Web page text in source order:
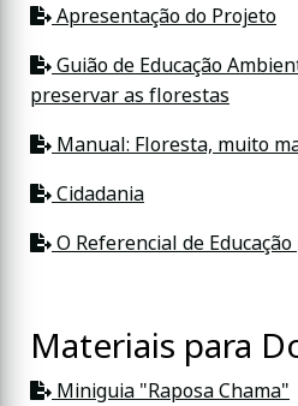
Apresentação do Projeto
Guião de Educação
preservar as florestas
Manual: Floresta, muito
Cidadania
O Referencial de
Materiais para
Miniguia "Raposa Chama"